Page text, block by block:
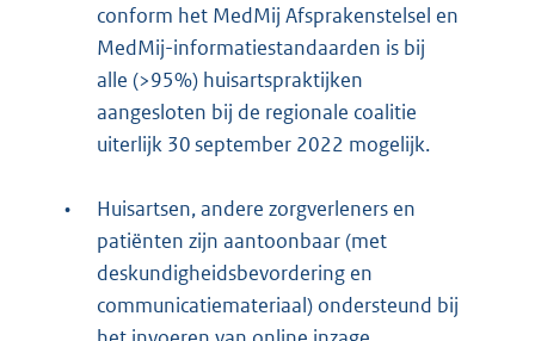
conform het MedMij Afsprakenstelsel en
MedMij-informatiestandaarden is bij
alle (>95%) huisartspraktijken
aangesloten bij de regionale coalitie
uiterlijk 30 september 2022 mogelijk.
•
Huisartsen, andere zorgverleners en
patiënten zijn aantoonbaar (met
deskundigheidsbevordering en
communicatiemateriaal) ondersteund bij